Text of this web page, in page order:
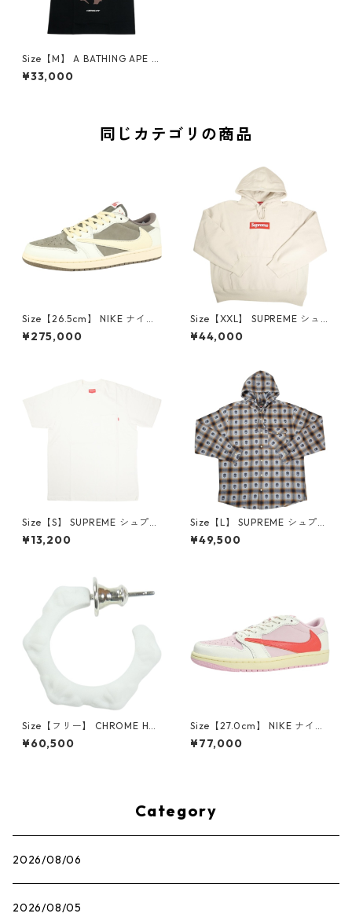
Size【M】 A BATHING APE ア
ベイシング エイプ 26SS APE
HEAD TOKYO TEE BLACK 東
¥33,000
同じカテゴリの商品
Size【26.5cm】 NIKE ナイキ
×Travis Scott AIR JORDAN 1
LOW Reverse Mocha DM786
¥275,000
Size【XXL】 SUPREME シュ
プリーム 24AW Box Logo Ho
oded Sweatshirt Stone ボッ
¥44,000
Size【S】 SUPREME シュプリ
ーム S/S Pocket Tee White T
シャツ 白 【新古品・未使用
¥13,200
Size【L】 SUPREME シュプリ
ーム ×Number (N)ine 25FW
Hooded Flannel Shirt Blue
¥49,500
Size【フリー】 CHROME HEA
RTS クロム・ハーツ CH Cross
SINGLE Hoop Earring WHITE
¥60,500
Size【27.0cm】 NIKE ナイキ
×Travis Scott AIR JORDAN 1
LOW OG SP Muslin/Shy Pink
¥77,000
Category
2026/08/06
2026/08/05